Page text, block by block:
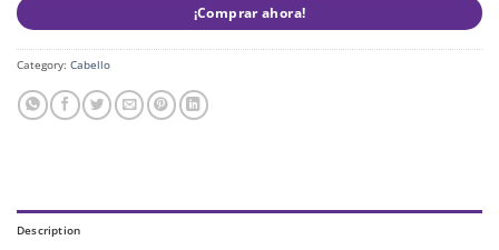
¡Comprar ahora!
Category: Cabello
Description